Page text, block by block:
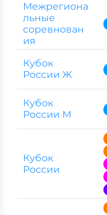
Межрегиона
льные
соревнован
ия
Кубок
России Ж
Кубок
России М
Кубок
России